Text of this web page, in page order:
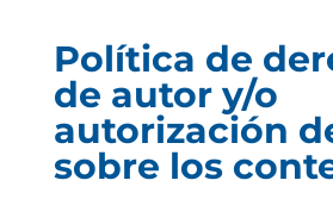
Política de
de autor y/o
autorización
sobre los